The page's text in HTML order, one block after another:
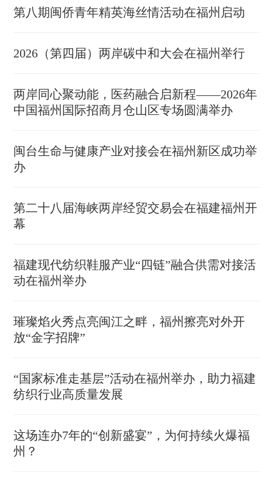
第八期闽侨青年精英海丝情活动在福州启动
2026（第四届）两岸碳中和大会在福州举行
两岸同心聚动能，医药融合启新程——2026年
中国福州国际招商月仓山区专场圆满举办
闽台生命与健康产业对接会在福州新区成功举
办
第二十八届海峡两岸经贸交易会在福建福州开
幕
福建现代纺织鞋服产业“四链”融合供需对接活
动在福州举办
璀璨焰火秀点亮闽江之畔，福州擦亮对外开
放“金字招牌”
“国家标准走基层”活动在福州举办，助力福建
纺织行业高质量发展
这场连办7年的“创新盛宴”，为何持续火爆福
州？